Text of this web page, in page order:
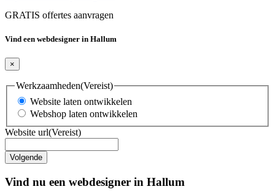
GRATIS offertes aanvragen
Vind een webdesigner in Hallum
×
Werkzaamheden(Vereist)
Website laten ontwikkelen
Webshop laten ontwikkelen
Website url(Vereist)
Vind nu een webdesigner in Hallum